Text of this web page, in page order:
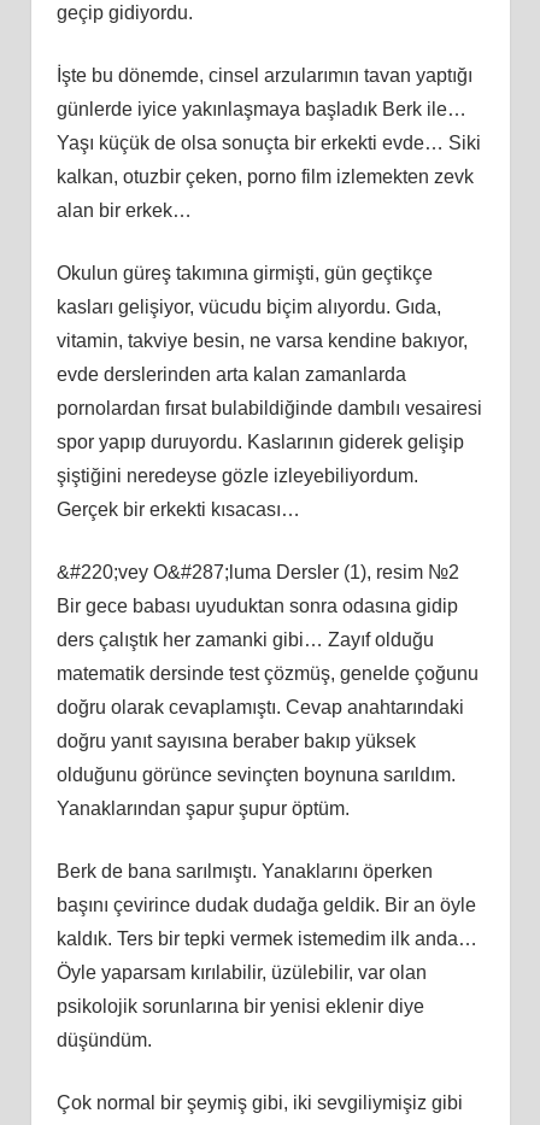
geçip gidiyordu.
İşte bu dönemde, cinsel arzularımın tavan yaptığı
günlerde iyice yakınlaşmaya başladık Berk ile…
Yaşı küçük de olsa sonuçta bir erkekti evde… Siki
kalkan, otuzbir çeken, porno film izlemekten zevk
alan bir erkek…
Okulun güreş takımına girmişti, gün geçtikçe
kasları gelişiyor, vücudu biçim alıyordu. Gıda,
vitamin, takviye besin, ne varsa kendine bakıyor,
evde derslerinden arta kalan zamanlarda
pornolardan fırsat bulabildiğinde dambılı vesairesi
spor yapıp duruyordu. Kaslarının giderek gelişip
şiştiğini neredeyse gözle izleyebiliyordum.
Gerçek bir erkekti kısacası…
&#220;vey O&#287;luma Dersler (1), resim №2
Bir gece babası uyuduktan sonra odasına gidip
ders çalıştık her zamanki gibi… Zayıf olduğu
matematik dersinde test çözmüş, genelde çoğunu
doğru olarak cevaplamıştı. Cevap anahtarındaki
doğru yanıt sayısına beraber bakıp yüksek
olduğunu görünce sevinçten boynuna sarıldım.
Yanaklarından şapur şupur öptüm.
Berk de bana sarılmıştı. Yanaklarını öperken
başını çevirince dudak dudağa geldik. Bir an öyle
kaldık. Ters bir tepki vermek istemedim ilk anda…
Öyle yaparsam kırılabilir, üzülebilir, var olan
psikolojik sorunlarına bir yenisi eklenir diye
düşündüm.
Çok normal bir şeymiş gibi, iki sevgiliymişiz gibi